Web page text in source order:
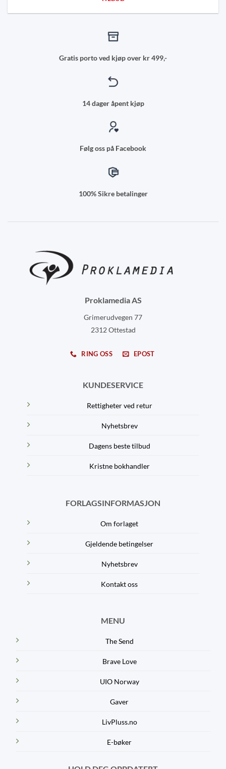
Gratis porto ved kjøp over kr 499,-
14 dager åpent kjøp
Følg oss på Facebook
100% Sikre betalinger
Proklamedia AS
Grimerudvegen 77
2312 Ottestad
RING OSS EPOST
KUNDESERVICE
Rettigheter ved retur
Nyhetsbrev
Dagens beste tilbud
Kristne bokhandler
FORLAGSINFORMASJON
Om forlaget
Gjeldende betingelser
Nyhetsbrev
Kontakt oss
MENU
The Send
Brave Love
UIO Norway
Gaver
LivPluss.no
E-bøker